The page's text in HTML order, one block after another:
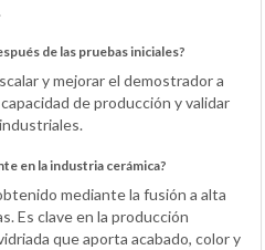
de las pruebas iniciales?
y mejorar el demostrador a
de producción y validar
en la industria cerámica?
mediante la fusión a alta
Es clave en la producción
que aporta acabado, color y